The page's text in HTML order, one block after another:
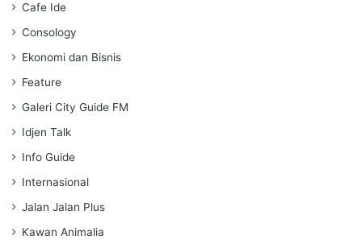
Cafe Ide
Consology
Ekonomi dan Bisnis
Feature
Galeri City Guide FM
Idjen Talk
Info Guide
Internasional
Jalan Jalan Plus
Kawan Animalia